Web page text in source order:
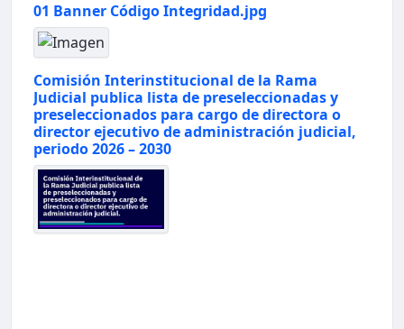
01 Banner Código Integridad.jpg
Comisión Interinstitucional de la Rama
Judicial publica lista de preseleccionadas y
preseleccionados para cargo de directora o
director ejecutivo de administración judicial,
periodo 2026 – 2030